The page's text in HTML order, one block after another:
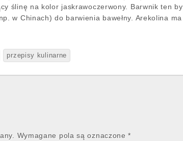
ślinę na kolor jaskrawoczerwony. Barwnik ten
w Chinach) do barwienia bawełny. Arekolina
przepisy kulinarne
Wymagane pola są oznaczone*